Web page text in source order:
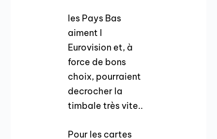
les Pays Bas
aiment l
Eurovision et, à
force de bons
choix, pourraient
decrocher la
timbale très vite..
Pour les cartes